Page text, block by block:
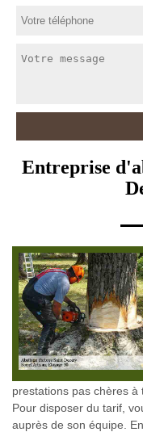
Entreprise
prestations pas chères à
Pour disposer du tarif,
auprès de son équipe.